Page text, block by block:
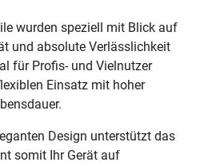
wurden speziell mit Blick auf
und absolute Verlässlichkeit
für Profis- und Vielnutzer
Einsatz mit hoher
Design unterstützt das
somit Ihr Gerät auf